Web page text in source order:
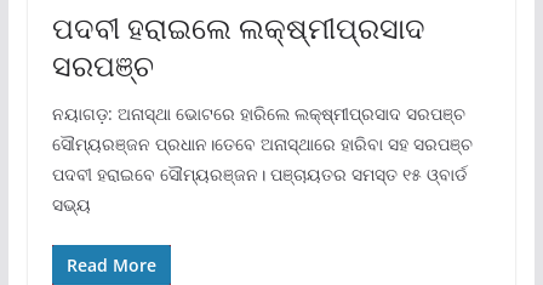
ପଦବୀ ହରାଇଲେ ଲକ୍ଷ୍ମୀପ୍ରସାଦ
ସରପଞ୍ଚ
ନୟାଗଡ଼: ଅନାସ୍ଥା ଭୋଟରେ ହାରିଲେ ଲକ୍ଷ୍ମୀପ୍ରସାଦ ସରପଞ୍ଚ
ସୌମ୍ୟରଞ୍ଜନ ପ୍ରଧାନ।ତେବେ ଅନାସ୍ଥାରେ ହାରିବା ସହ ସରପଞ୍ଚ
ପଦବୀ ହରାଇବେ ସୌମ୍ୟରଞ୍ଜନ। ପଞ୍ଚାୟତର ସମସ୍ତ ୧୫ ଓ୍ବାର୍ଡ
ସଭ୍ୟ
Read More